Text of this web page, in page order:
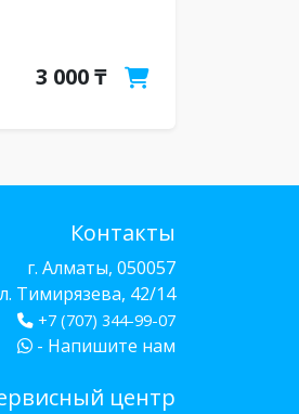
3 000 ₸
Контакты
г. Алматы, 050057
Тимирязева, 42/14
+7 (707) 344-99-07
- Напишите нам
центр